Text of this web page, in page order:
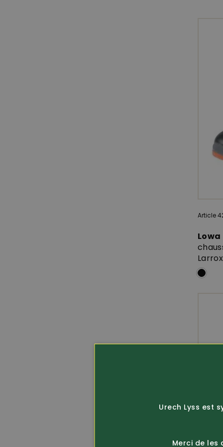
Article
Lowa
Urech Lyss est
Merci de les